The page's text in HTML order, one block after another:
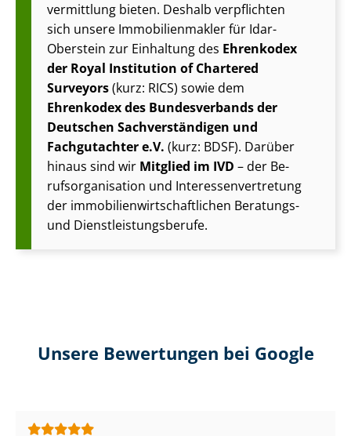
vermittlung bieten. Deshalb verpflichten
sich unsere Im­mo­bi­li­en­mak­ler für Idar-
Oberstein zur Einhaltung des Ehrenkodex
der Royal Institution of Chartered
Surveyors(kurz: RICS) sowie dem
Ehrenkodex des Bundesverbands der
Deutschen Sach­ver­stän­di­gen und
Fachgutachter e.V. (kurz: BDSF). Darüber
hinaus sind wir Mitglied im IVD – der Be­
rufs­or­ga­ni­sa­ti­on und In­ter­es­sen­ver­tre­tung
der im­mo­bi­li­en­wirt­schaft­li­chen Beratungs-
und Dienst­leis­tungs­be­ru­fe.
Unsere Bewertungen bei Google